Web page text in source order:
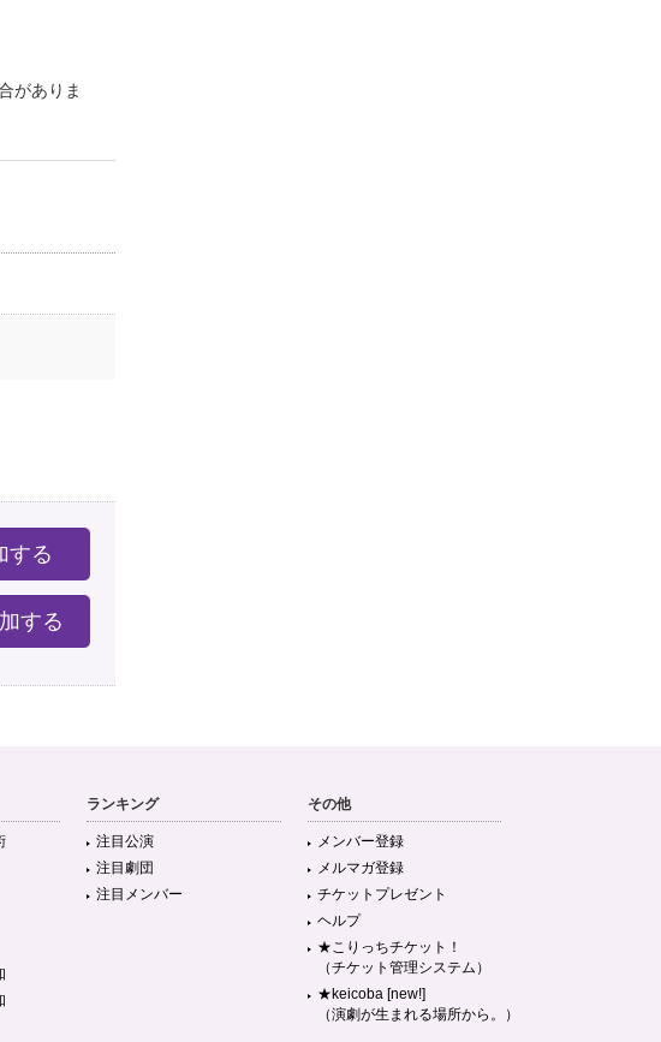
がありま
する
する
ランキング
注目公演
注目劇団
注目メンバー
その他
メンバー登録
メルマガ登録
チケットプレゼント
ヘルプ
★こりっちチケット！
（チケット管理システム）
★keicoba [new!]
（演劇が生まれる場所から。）